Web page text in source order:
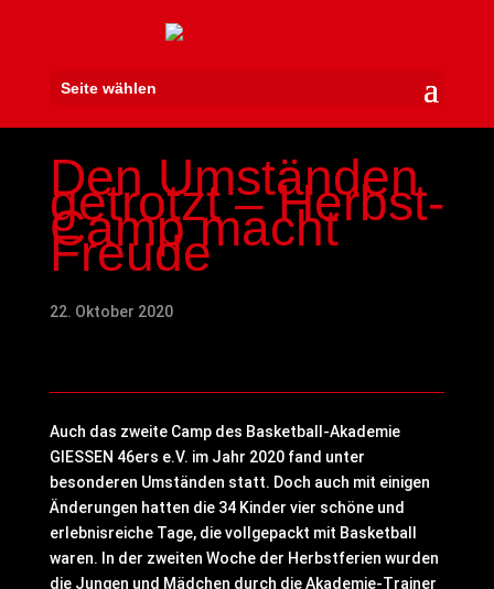
Seite wählen
Den Umständen
getrotzt – Herbst-
Camp macht
Freude
22. Oktober 2020
Auch das zweite Camp des Basketball-Akademie
GIESSEN 46ers e.V. im Jahr 2020 fand unter
besonderen Umständen statt. Doch auch mit einigen
Änderungen hatten die 34 Kinder vier schöne und
erlebnisreiche Tage, die vollgepackt mit Basketball
waren. In der zweiten Woche der Herbstferien wurden
die Jungen und Mädchen durch die Akademie-Trainer